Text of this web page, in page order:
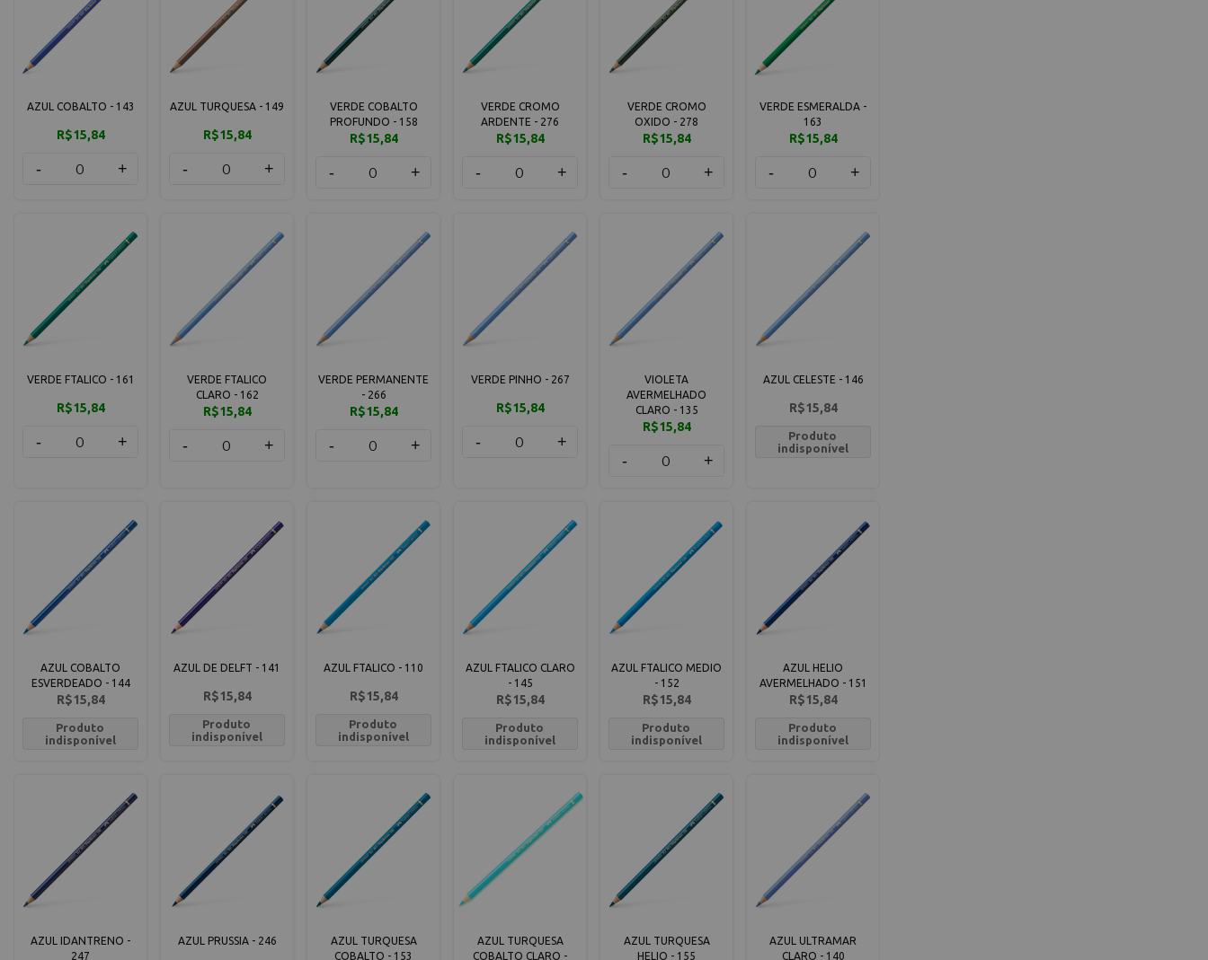
AZUL COBALTO - 143
R$15,84
- +
AZUL TURQUESA - 149
R$15,84
- +
VERDE COBALTO
PROFUNDO - 158
R$15,84
- +
VERDE CROMO
ARDENTE - 276
R$15,84
- +
VERDE CROMO
OXIDO - 278
R$15,84
- +
VERDE ESMERALDA -
163
R$15,84
- +
VERDE FTALICO - 161
R$15,84
- +
VERDE FTALICO
CLARO - 162
R$15,84
- +
VERDE PERMANENTE
- 266
R$15,84
- +
VERDE PINHO - 267
R$15,84
- +
VIOLETA
AVERMELHADO
CLARO - 135
R$15,84
- +
AZUL CELESTE - 146
R$15,84
Produto
indisponível
AZUL COBALTO
ESVERDEADO - 144
R$15,84
Produto
indisponível
AZUL DE DELFT - 141
R$15,84
Produto
indisponível
AZUL FTALICO - 110
R$15,84
Produto
indisponível
AZUL FTALICO CLARO
- 145
R$15,84
Produto
indisponível
AZUL FTALICO MEDIO
- 152
R$15,84
Produto
indisponível
AZUL HELIO
AVERMELHADO - 151
R$15,84
Produto
indisponível
AZUL IDANTRENO -
247
AZUL PRUSSIA - 246
AZUL TURQUESA
COBALTO - 153
AZUL TURQUESA
COBALTO CLARO -
AZUL TURQUESA
HELIO - 155
AZUL ULTRAMAR
CLARO - 140